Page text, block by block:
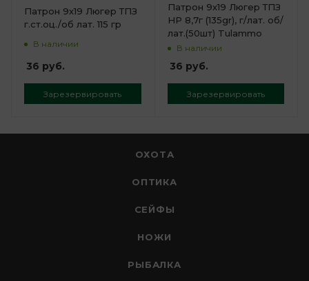
Патрон 9х19 Люгер ТПЗ
г.ст.оц./об лат. 115 гр
В наличии
36 руб.
Зарезервировать
Патрон 9х19 Люгер ТПЗ
HP 8,7г (135gr), г/лат. об/
лат.(50шт) Tulammo
В наличии
36 руб.
Зарезервировать
ОХОТА
ОПТИКА
СЕЙФЫ
НОЖИ
РЫБАЛКА